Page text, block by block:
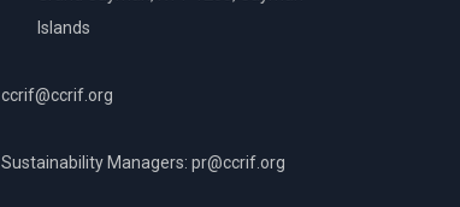
Islands
ccrif@ccrif.org
Sustainability Managers: pr@ccrif.org